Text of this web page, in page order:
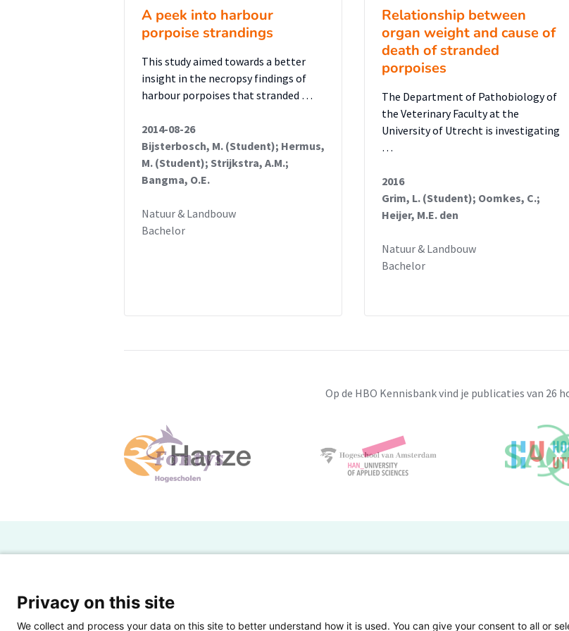
A peek into harbour
porpoise strandings
This study aimed towards a better
insight in the necropsy findings of
harbour porpoises that stranded …
2014-08-26
Bijsterbosch, M. (Student); Hermus,
M. (Student); Strijkstra, A.M.;
Bangma, O.E.
Natuur & Landbouw
Bachelor
Relationship between
organ weight and cause of
death of stranded
porpoises
The Department of Pathobiology of
the Veterinary Faculty at the
University of Utrecht is investigating
…
2016
Grim, L. (Student); Oomkes, C.;
Heijer, M.E. den
Natuur & Landbouw
Bachelor
Op de HBO Kennisbank vind je publicaties van 26
Powered by SURF
Eigen onderzoek publiceren
Veelgestelde
Privacy on this site
We collect and process your data on this site to better understand how it is used. You can give your consent to all or